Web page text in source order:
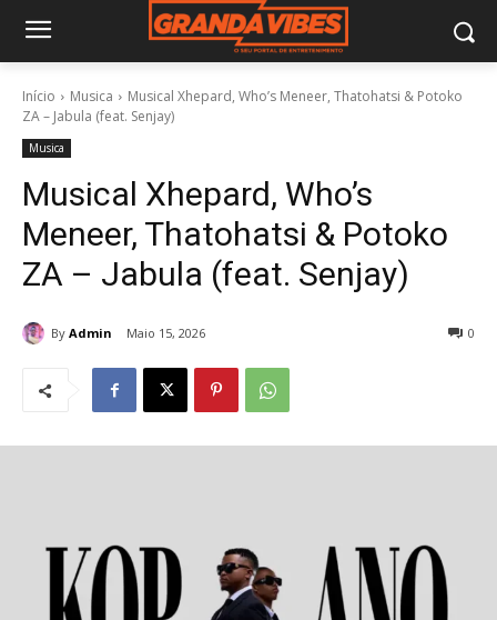
Início Musica
Musical Xhepard, Who’s Meneer, Thatohatsi & Potoko
ZA – Jabula (feat. Senjay)
Musica
Musical Xhepard, Who’s
Meneer, Thatohatsi & Potoko
ZA – Jabula (feat. Senjay)
By Admin Maio 15, 2026 0